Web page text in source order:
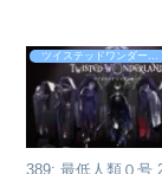
389: 最低人類０号